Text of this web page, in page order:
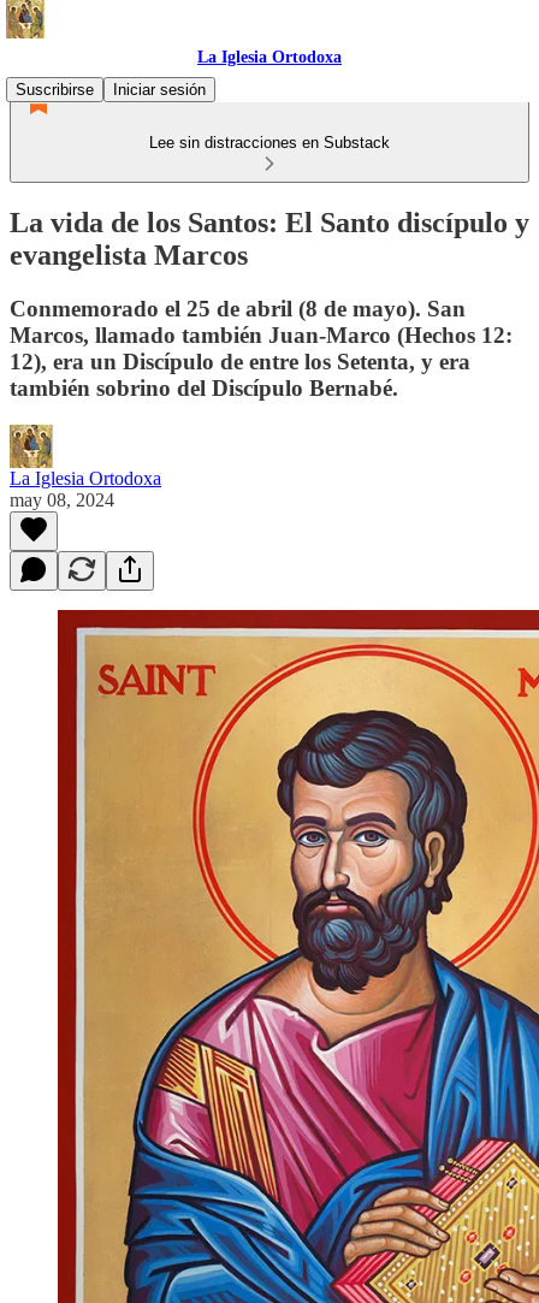
La Iglesia Ortodoxa
Suscribirse
Iniciar sesión
Lee sin distracciones en Substack
La vida de los Santos: El Santo discípulo y
evangelista Marcos
Conmemorado el 25 de abril (8 de mayo). San
Marcos, llamado también Juan-Marco (Hechos 12:
12), era un Discípulo de entre los Setenta, y era
también sobrino del Discípulo Bernabé.
La Iglesia Ortodoxa
may 08, 2024